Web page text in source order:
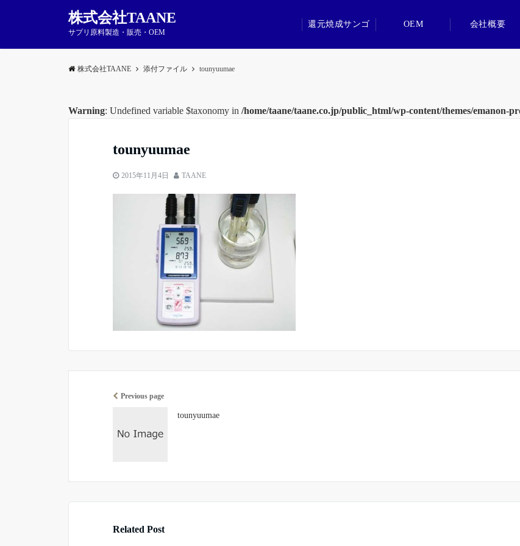
株式会社TAANE
サプリ原料製造・販売・OEM
還元焼成サンゴ OEM 会社概要
Warning: Undefined variable $taxonomy in /home/taane/taane.co.jp/public_html/wp-content/themes/emanon-
株式会社TAANE 添付ファイル tounyuumae
tounyuumae
2015年11月4日 TAANE
Previous page
tounyuumae
Related Post